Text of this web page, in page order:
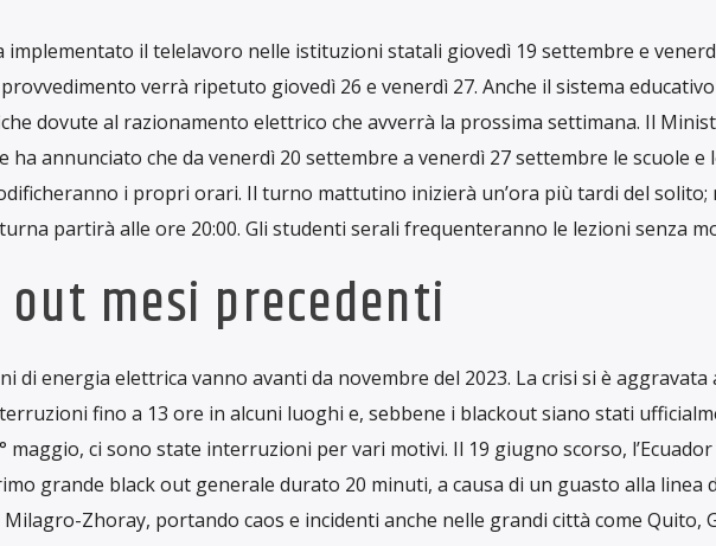
Operazioni di Emergenza (COE) ha dichiarato ieri, 19 settembre, lo stato di
a causa della siccità. L’abbassamento del livello dei principali serbatoi